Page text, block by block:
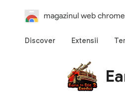
magazinul web chrome
Discover Extensii